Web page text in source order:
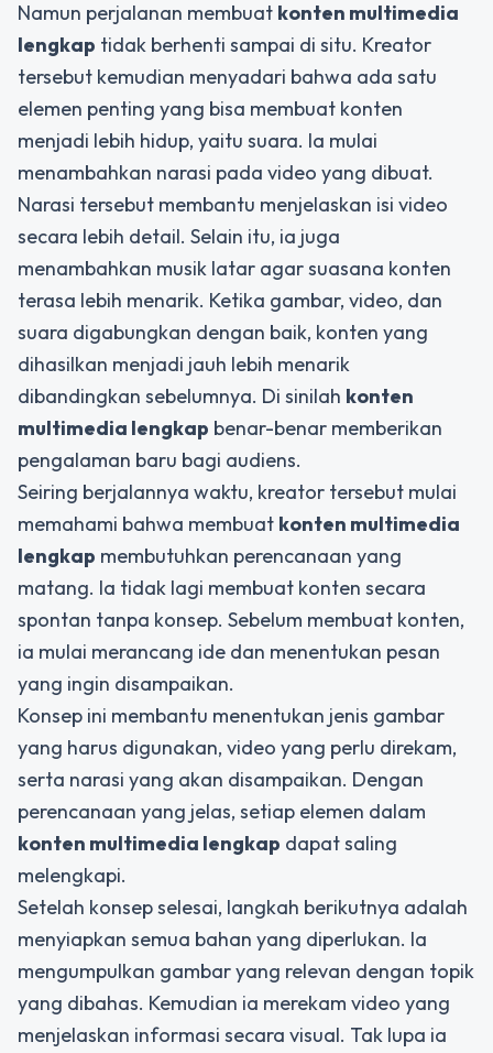
Namun perjalanan membuat konten multimedia
lengkap tidak berhenti sampai di situ. Kreator
tersebut kemudian menyadari bahwa ada satu
elemen penting yang bisa membuat konten
menjadi lebih hidup, yaitu suara. Ia mulai
menambahkan narasi pada video yang dibuat.
Narasi tersebut membantu menjelaskan isi video
secara lebih detail. Selain itu, ia juga
menambahkan musik latar agar suasana konten
terasa lebih menarik. Ketika gambar, video, dan
suara digabungkan dengan baik, konten yang
dihasilkan menjadi jauh lebih menarik
dibandingkan sebelumnya. Di sinilah konten
multimedia lengkap benar-benar memberikan
pengalaman baru bagi audiens.
Seiring berjalannya waktu, kreator tersebut mulai
memahami bahwa membuat konten multimedia
lengkap membutuhkan perencanaan yang
matang. Ia tidak lagi membuat konten secara
spontan tanpa konsep. Sebelum membuat konten,
ia mulai merancang ide dan menentukan pesan
yang ingin disampaikan.
Konsep ini membantu menentukan jenis gambar
yang harus digunakan, video yang perlu direkam,
serta narasi yang akan disampaikan. Dengan
perencanaan yang jelas, setiap elemen dalam
konten multimedia lengkap dapat saling
melengkapi.
Setelah konsep selesai, langkah berikutnya adalah
menyiapkan semua bahan yang diperlukan. Ia
mengumpulkan gambar yang relevan dengan topik
yang dibahas. Kemudian ia merekam video yang
menjelaskan informasi secara visual. Tak lupa ia